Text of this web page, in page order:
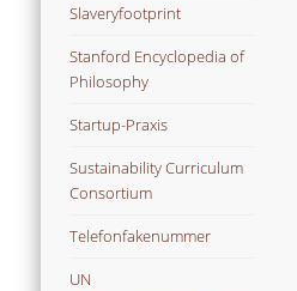
Slaveryfootprint
Stanford Encyclopedia of
Philosophy
Startup-Praxis
Sustainability Curriculum
Consortium
Telefonfakenummer
UN